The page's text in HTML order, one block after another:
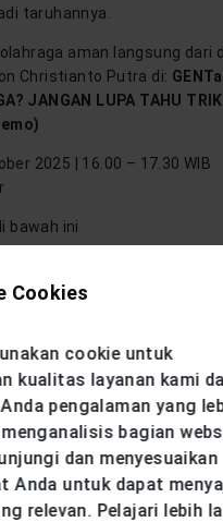
taruhannya.
aman langsung dari
Christianto Putra di:
JANGAN LUPA TAHU TRIK
2025 | 16.00 – 17.30 WIB
bawah ini
Cookies
cookie untuk
kualitas layanan kami
pengalaman yang
bagian
dan menyesuaikan
Anda untuk dapat
relevan. Pelajari lebih